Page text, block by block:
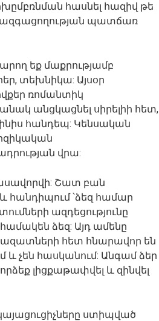
հասնել հազիվ թե
պատճառ
եք մաքրությամբ
տեխնիկա: Այսօր
ռոմանտիկ
անցկացնել սիրելիի հետ,
հանդեպ: Կենսական
վրա:
Շատ բան
հանդիպում ՝ձեզ համար
ազդեցությունը
ձեզ: Այդ ամենը
հետ հնարավոր են
և չեն հասկանում: Անգամ ձեր
լիցքաթափվել և զինվել
ստիպված